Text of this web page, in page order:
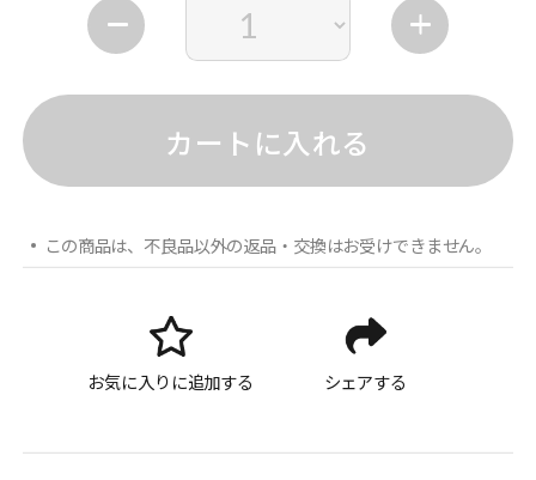
カートに入れる
この商品は、不良品以外の返品・交換はお受けできません。
お気に入りに追加する シェアする